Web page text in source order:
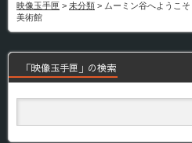
映像玉手匣 > 未分類 > ムーミン谷へようこ
美術館
「映像玉手匣」の検索